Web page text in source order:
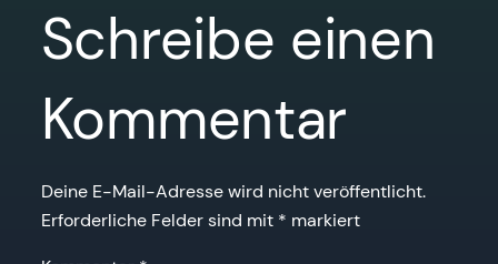
Schreibe einen
Kommentar
Deine E-Mail-Adresse wird nicht veröffentlicht.
Erforderliche Felder sind mit * markiert